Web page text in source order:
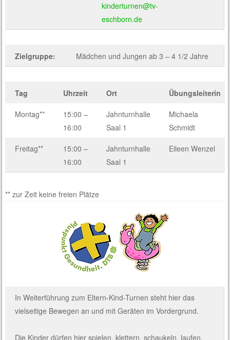
kinderturnen@tv-
eschborn.de
Zielgruppe: Mädchen und Jungen ab 3 – 4 1/2 Jahre
Tag Uhrzeit Ort Übungsleiterin
Montag**
15:00 –
16:00
Jahnturnhalle
Saal 1
Michaela
Schmidt
Freitag**
15:00 –
16:00
Jahnturnhalle
Saal 1
Eileen Wenzel
** zur Zeit keine freien Plätze
In Weiterführung zum Eltern-Kind-Turnen steht hier das
vielseitige Bewegen an und mit Geräten im Vordergrund.
Die Kinder dürfen hier spielen, klettern, schaukeln, laufen,